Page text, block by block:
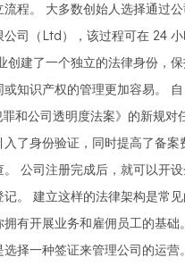
程。 大多数创始人选择通过
公司（Ltd），该过程可在 24
创建了一个独立的法律身份，
或知识产权的管理更加容易。
和公司透明度法案》的新规对
了身份验证，同时提高了备案
公司注册完成后，就可以开
记。 建立这样的法律架构是常
有开展业务和雇佣员工的基础
择一种签证来管理公司的运营。